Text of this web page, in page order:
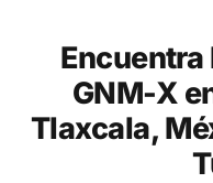
Encuentra
GNM-X
Tlaxcala,